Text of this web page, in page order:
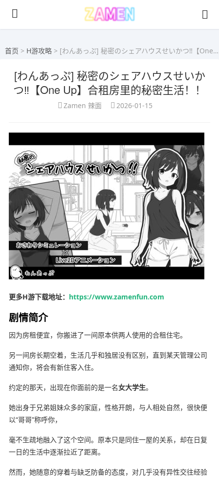
首页 > H游攻略 > [わんあっぷ] 秘密のシェアハウスせいかつ‼【One Up】合租房里的秘密生活！！
[わんあっぷ] 秘密のシェアハウスせいか
つ‼【One Up】合租房里的秘密生活！！
Zamen 辣面 2026-01-15
更多H游下载地址： https://www.zamenfun.com
剧情简介
因为房租便宜，你搬进了一间原本供两人使用的合租住宅。
另一间房长期空着，生活几乎和独居没有区别，直到某天管理公司
通知你，将会有新住客入住。
约定的那天，出现在你面前的是一名女大学生。
她出身于兄弟姐妹众多的家庭，性格开朗，与人相处自然，很快便
以“哥哥”称呼你，
毫不生疏地融入了这个空间。原本只是同住一屋的关系，却在日复
一日的生活中逐渐拉近了距离。
然而，她随意的穿着与缺乏防备的态度，对几乎没有异性交往经验